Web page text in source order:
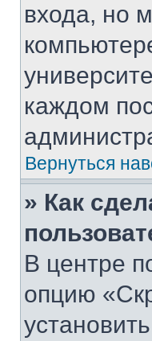
входа, но
каждом
Вернуться
» Как
В центре
опцию